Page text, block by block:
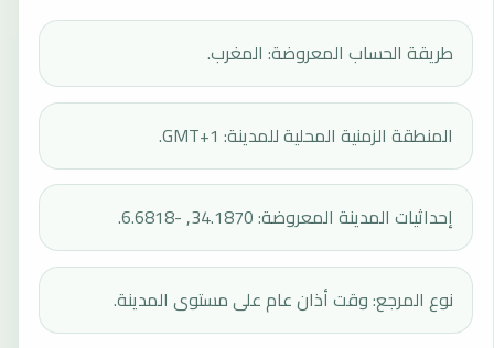
طريقة الحساب المعروضة: المغرب.
المنطقة الزمنية المحلية للمدينة: GMT+1.
إحداثيات المدينة المعروضة: 34.1870, -6.6818.
نوع المرجع: وقت أذان عام على مستوى المدينة.